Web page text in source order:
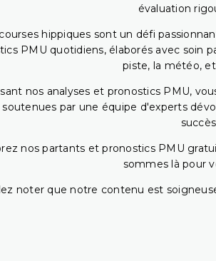
évaluation
hippiques sont un défi
PMU quotidiens, élaborés avec soin
piste, la météo,
nos analyses et pronostics PMU,
soutenues par une équipe d'experts
nos partants et pronostics PMU
sommes là pour
noter que notre contenu est